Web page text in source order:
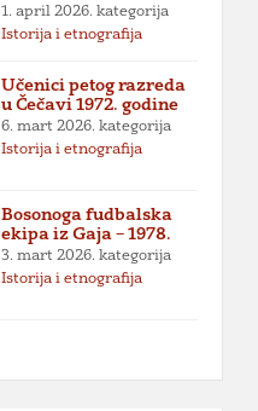
1. april 2026. kategorija
Istorija i etnografija
Učenici petog razreda
u Čečavi 1972. godine
6. mart 2026. kategorija
Istorija i etnografija
Bosonoga fudbalska
ekipa iz Gaja – 1978.
3. mart 2026. kategorija
Istorija i etnografija